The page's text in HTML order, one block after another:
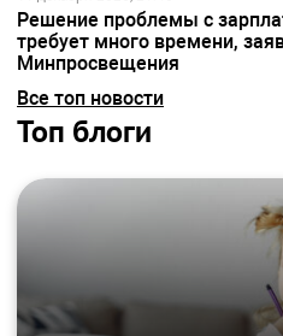
Решение проблемы с
требует много времени,
Минпросвещения
Все топ новости
Топ блоги